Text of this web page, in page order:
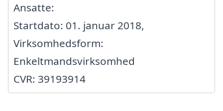
Ansatte:
Startdato: 01. januar 2018,
Virksomhedsform:
Enkeltmandsvirksomhed
CVR: 39193914